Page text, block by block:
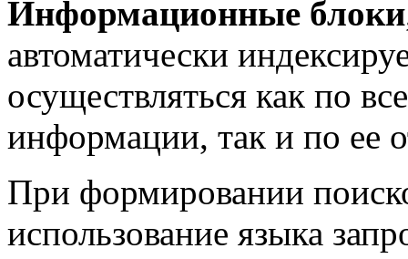
Информационные блоки
автоматически
осуществляться как по
информации, так и по ее
При формировании
использование языка